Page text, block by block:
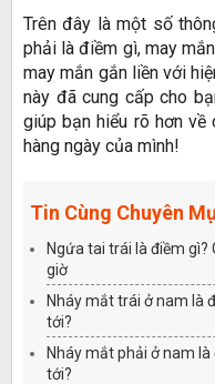
Trên đây là một số
phải là điềm gì, may
may mắn gắn liền với
này đã cung cấp cho
giúp bạn hiểu rõ hơn
hàng ngày của mình!
Tin Cùng Chuyên
Ngứa tai trái là điềm
giờ
Nháy mắt trái ở nam là
tới?
Nháy mắt phải ở nam
tới?